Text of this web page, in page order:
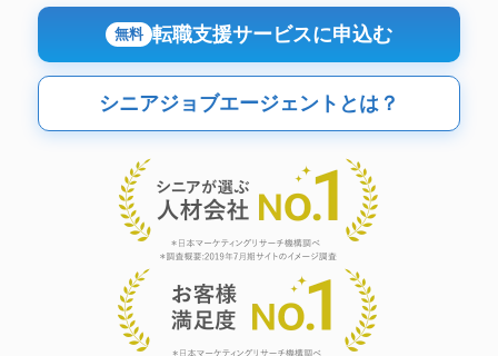
無料 転職支援サービスに申込む
シニアジョブエージェントとは？